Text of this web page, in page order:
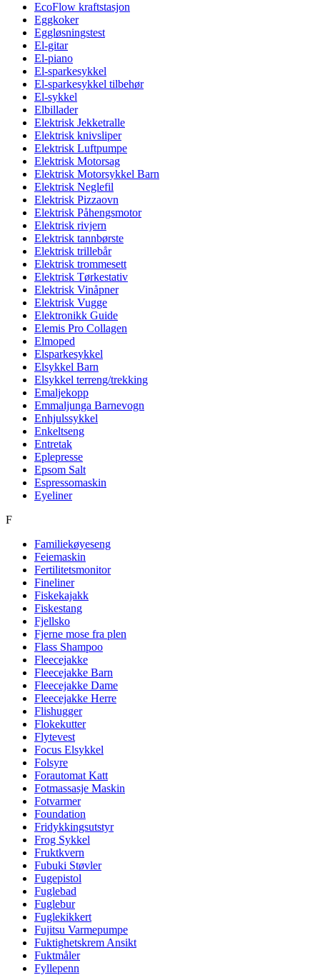
EcoFlow kraftstasjon
Eggkoker
Eggløsningstest
El-gitar
El-piano
El-sparkesykkel
El-sparkesykkel tilbehør
El-sykkel
Elbillader
Elektrisk Jekketralle
Elektrisk knivsliper
Elektrisk Luftpumpe
Elektrisk Motorsag
Elektrisk Motorsykkel Barn
Elektrisk Neglefil
Elektrisk Pizzaovn
Elektrisk Påhengsmotor
Elektrisk rivjern
Elektrisk tannbørste
Elektrisk trillebår
Elektrisk trommesett
Elektrisk Tørkestativ
Elektrisk Vinåpner
Elektrisk Vugge
Elektronikk Guide
Elemis Pro Collagen
Elmoped
Elsparkesykkel
Elsykkel Barn
Elsykkel terreng/trekking
Emaljekopp
Emmaljunga Barnevogn
Enhjulssykkel
Enkeltseng
Entretak
Eplepresse
Epsom Salt
Espressomaskin
Eyeliner
F
Familiekøyeseng
Feiemaskin
Fertilitetsmonitor
Fineliner
Fiskekajakk
Fiskestang
Fjellsko
Fjerne mose fra plen
Flass Shampoo
Fleecejakke
Fleecejakke Barn
Fleecejakke Dame
Fleecejakke Herre
Flishugger
Flokekutter
Flytevest
Focus Elsykkel
Folsyre
Forautomat Katt
Fotmassasje Maskin
Fotvarmer
Foundation
Fridykkingsutstyr
Frog Sykkel
Fruktkvern
Fubuki Støvler
Fugepistol
Fuglebad
Fuglebur
Fuglekikkert
Fujitsu Varmepumpe
Fuktighetskrem Ansikt
Fuktmåler
Fyllepenn